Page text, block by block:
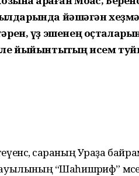
йәшәгән
үҙ эшенең
йыйынтыҡтың исем
сараның Ураҙа
“Шаһишәриф”